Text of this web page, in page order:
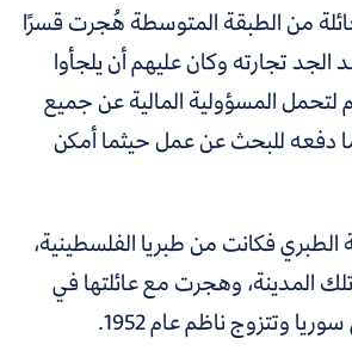
من الطبقة المتوسطة هُجرت قسرًا
1948، فقد الجد تجارته وكان عليهم أن يلجأوا
المسؤولية المالية عن جميع
دفعه للبحث عن عمل حيثما أمكن
فكانت من طبريا الفلسطينية،
المدينة، وهجرت مع عائلتها في
وتتزوج ناظم عام 1952.